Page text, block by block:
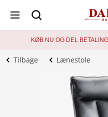
KØB NU OG DEL
Tilbage Lænestole